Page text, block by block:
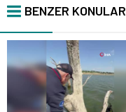
BENZER KONULAR